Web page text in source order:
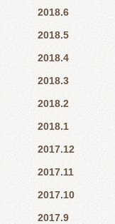
2018.6
2018.5
2018.4
2018.3
2018.2
2018.1
2017.12
2017.11
2017.10
2017.9